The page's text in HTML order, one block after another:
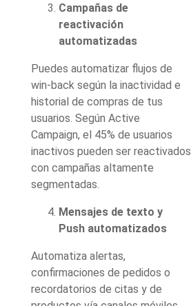
Campañas de
reactivación
automatizadas
Puedes automatizar flujos de
win-back según la inactividad e
historial de compras de tus
usuarios. Según Active
Campaign, el 45% de usuarios
inactivos pueden ser reactivados
con campañas altamente
segmentadas.
Mensajes de texto y
Push automatizados
Automatiza alertas,
confirmaciones de pedidos o
recordatorios de citas y de